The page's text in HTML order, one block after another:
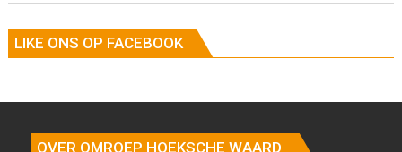
LIKE ONS OP FACEBOOK
OVER OMROEP HOEKSCHE WAARD